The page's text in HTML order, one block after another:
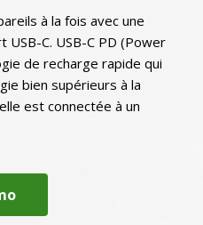
à la fois avec une
C. USB-C PD (Power
de recharge rapide qui
bien supérieurs à la
est connectée à un